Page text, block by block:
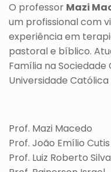
O professor Mazi
um profissional com
experiência em
pastoral e bíblico.
Família na
Universidade
Prof. Mazi Macedo
Prof. João Emílio Cutis
Prof. Luiz Roberto